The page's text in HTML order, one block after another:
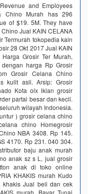
and Employees
Chino Murah has 296
of $19. 5M. They have
Jual KAIN CELANA
Termurah tokopedia kain
28 Okt 2017 Jual KAIN
Grosir Ter Murah,
dengan harga Rp Grosir
Grosir Celana Chino
kulit asli. Arsip: Grosir
Kota olx iklan grosir
partai besar dan kecil.
wilayah Indonesia.
) grosir celana chino
chino Homegrosir
NBA 3408. Rp 145.
4170. Rp 231. 040 304.
baju anak murah
anak sz s L, jual grosir
anak di toko online
KHAKIS murah Kudo
khakis Jual beli dan cek
murah. Bayar Tunai